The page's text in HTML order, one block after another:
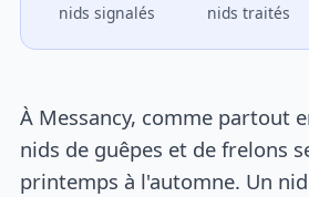
nids signalés nids traités
À Messancy, comme partout
nids de guêpes et de frelons
printemps à l'automne. Un